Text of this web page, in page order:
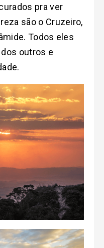
pra ver
são o Cruzeiro,
Todos eles
outros e